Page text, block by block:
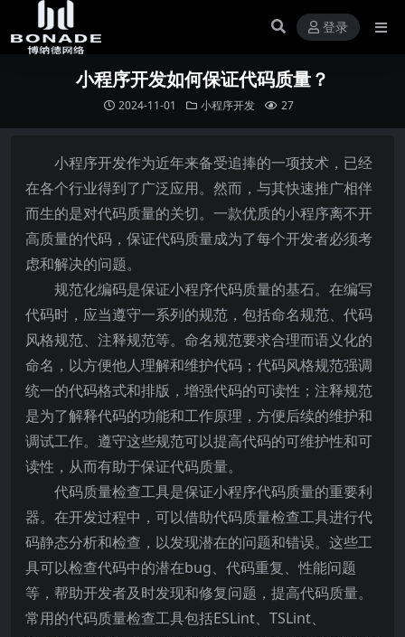
登录
小程序开发如何保证代码质量？
2024-11-01 小程序开发 27
小程序开发作为近年来备受追捧的一项技术，已经
在各个行业得到了广泛应用。然而，与其快速推广相伴
而生的是对代码质量的关切。一款优质的小程序离不开
高质量的代码，保证代码质量成为了每个开发者必须考
虑和解决的问题。
规范化编码是保证小程序代码质量的基石。在编写
代码时，应当遵守一系列的规范，包括命名规范、代码
风格规范、注释规范等。命名规范要求合理而语义化的
命名，以方便他人理解和维护代码；代码风格规范强调
统一的代码格式和排版，增强代码的可读性；注释规范
是为了解释代码的功能和工作原理，方便后续的维护和
调试工作。遵守这些规范可以提高代码的可维护性和可
读性，从而有助于保证代码质量。
代码质量检查工具是保证小程序代码质量的重要利
器。在开发过程中，可以借助代码质量检查工具进行代
码静态分析和检查，以发现潜在的问题和错误。这些工
具可以检查代码中的潜在bug、代码重复、性能问题
等，帮助开发者及时发现和修复问题，提高代码质量。
常用的代码质量检查工具包括ESLint、TSLint、